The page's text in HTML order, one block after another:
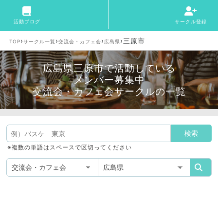
活動ブログ サークル登録
TOP›サークル一覧 ›交流会・カフェ会› 広島県›三原市
広島県三原市で活動している
メンバー募集中
交流会・カフェ会サークルの一覧
※複数の単語はスペースで区切ってください